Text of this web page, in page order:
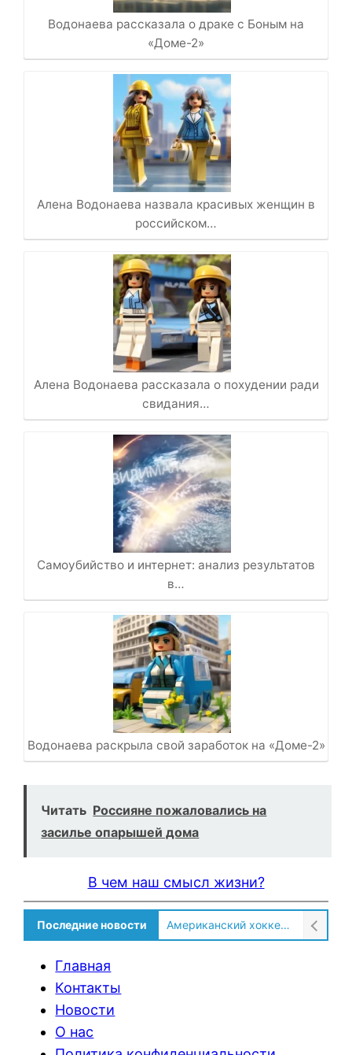
Водонаева рассказала о драке с Боным на
«Доме-2»
Алена Водонаева назвала красивых женщин в
российском…
Алена Водонаева рассказала о похудении ради
свидания…
Самоубийство и интернет: анализ результатов
в…
Водонаева раскрыла свой заработок на «Доме-2»
Читать Россияне пожаловались на
засилье опарышей дома
В чем наш смысл жизни?
Последние новости Американский хоккеист рассказал о культурном шоке после переезда в Россию!
Главная
Контакты
Новости
О нас